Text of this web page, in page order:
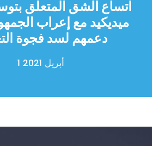
Vote
تبرع
اتساع الشق المتعلق
ميديكيد مع إعراب
دعمهم لسد فجوة
1 أبريل 2021